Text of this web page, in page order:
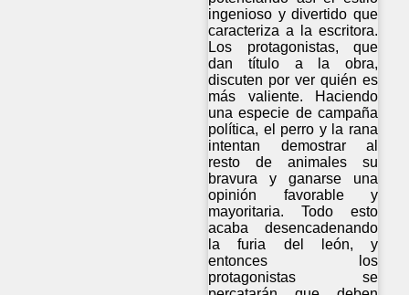
ingenioso y divertido que
caracteriza a la escritora.
Los protagonistas, que
dan título a la obra,
discuten por ver quién es
más valiente. Haciendo
una especie de campaña
política, el perro y la rana
intentan demostrar al
resto de animales su
bravura y ganarse una
opinión favorable y
mayoritaria. Todo esto
acaba desencadenando
la furia del león, y
entonces los
protagonistas se